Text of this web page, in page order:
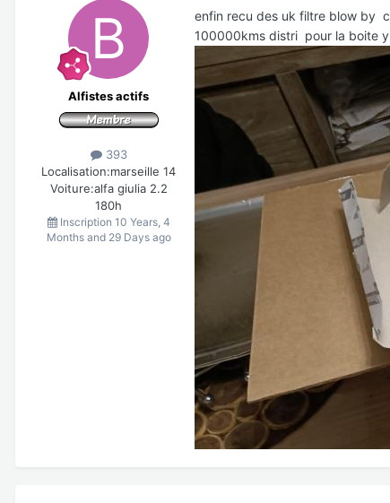
Alfistes actifs
393
Localisation:marseille 14
Voiture:alfa giulia 2.2
180h
Inscription 10 Years, 4
Months and 29 Days ago
enfin recu des uk filtre blow by
100000kms distri pour la boite